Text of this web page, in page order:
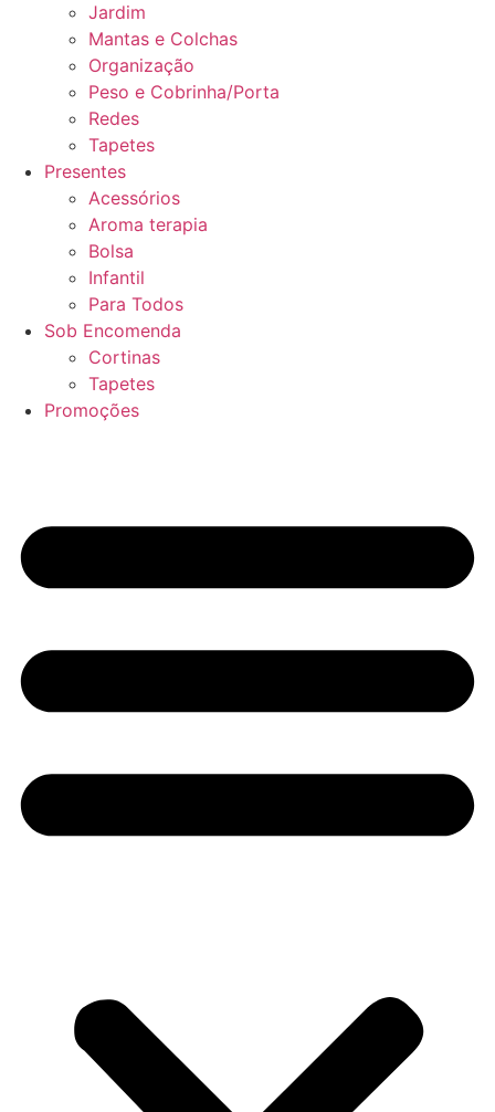
Jardim
Mantas e Colchas
Organização
Peso e Cobrinha/Porta
Redes
Tapetes
Presentes
Acessórios
Aroma terapia
Bolsa
Infantil
Para Todos
Sob Encomenda
Cortinas
Tapetes
Promoções